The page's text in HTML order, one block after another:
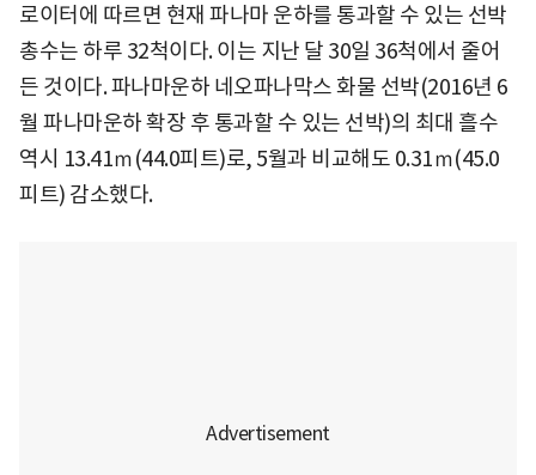
로이터에 따르면 현재 파나마 운하를 통과할 수 있는 선박
총수는 하루 32척이다. 이는 지난 달 30일 36척에서 줄어
든 것이다. 파나마운하 네오파나막스 화물 선박(2016년 6
월 파나마운하 확장 후 통과할 수 있는 선박)의 최대 흘수
역시 13.41ｍ(44.0피트)로, 5월과 비교해도 0.31ｍ(45.0
피트) 감소했다.